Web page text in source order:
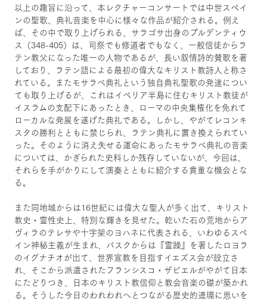
以上の趣旨に沿って、本レクチャーコンサートでは中世スペイ
ンの聖歌、典礼音楽を中心に様々な作品が紹介される。例え
ば、その中で取り上げられる、サラゴサ出身のプルデンティウ
ス（348-405）は、司祭でも修道者でもなく、一般信徒からラ
テン教父になった唯一の人物であるが、長い叙情詩的賛歌を著
しており、ラテン語による最初の偉大なキリスト教詩人と称さ
れている。またモサラベ典礼という独自典礼聖歌の発達につい
ても取り上げるが、これはイベリア半島に住むキリスト教徒が
イスラムの支配下にあったとき、ローマの中央集権化を免れて
ローカルな発展を遂げた典礼である。しかし、やがてレコンキ
スタの勝利とともに禁じられ、ラテン典礼に置き換えられてい
った。そのように消え失せる運命にあったモサラベ典礼の音楽
については、かぎられた史料しか残存していないが、今回は、
それらを手がかりにして演奏とともに紹介する貴重な機会とな
る。
また同地域からは16世紀には偉大な聖人が多く出て、キリスト
教史・霊性史上、特別な輝きを見せた。乾いた石の荒地からア
ヴィラのテレサや十字架のヨハネに代表される、いわゆるスペ
イン神秘主義が生まれ、バスクからは『霊躁』を著したロヨラ
のイグナチオが出て、世界宣教を目指すイエズス会が設立さ
れ、そこから派遣されたフランシスコ・ザビエルがやがて日本
にたどりつき、日本のキリスト教信仰と教会音楽の礎が築かれ
る。そうした今日のわれわれへとつながる歴史的連環に思いを